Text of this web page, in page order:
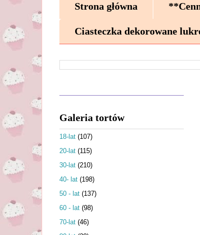
Strona główna
Ciasteczka dekorowane
Galeria tortów
18-lat (107)
20-lat (115)
30-lat (210)
40- lat (198)
50 - lat (137)
60 - lat (98)
70-lat (46)